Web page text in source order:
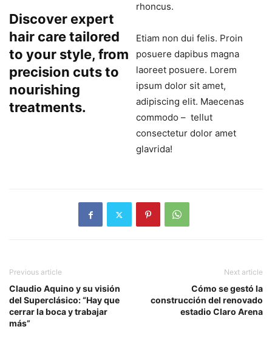
Discover expert
hair care tailored
to your style, from
precision cuts to
nourishing
treatments.
rhoncus.
Etiam non dui felis. Proin
posuere dapibus magna
laoreet posuere. Lorem
ipsum dolor sit amet,
adipiscing elit. Maecenas
commodo – tellut
consectetur dolor amet
glavrida!
Previous article
Claudio Aquino y su visión
del Superclásico: “Hay que
cerrar la boca y trabajar
más”
Next article
Cómo se gestó la
construcción del renovado
estadio Claro Arena